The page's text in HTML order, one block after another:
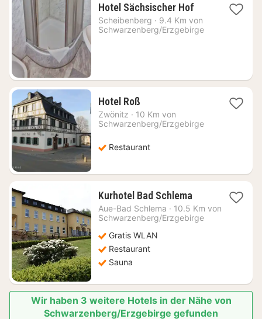
Hotel Sächsischer Hof1
Nacht
ab
88,50
Scheibenberg · 9.4 Km von
Schwarzenberg/Erzgebirge
Hotel Roß1
Nacht
ab
84,11
€
Zwönitz · 10 Km von
Schwarzenberg/Erzgebirge
Restaurant
Kurhotel Bad Schlema1
Nacht
ab
150,94
Aue-Bad Schlema · 10.5 Km von
Schwarzenberg/Erzgebirge
Gratis WLAN
Restaurant
Sauna
Wir haben 3 weitere Hotels in der Nähe von
Schwarzenberg/Erzgebirge gefunden